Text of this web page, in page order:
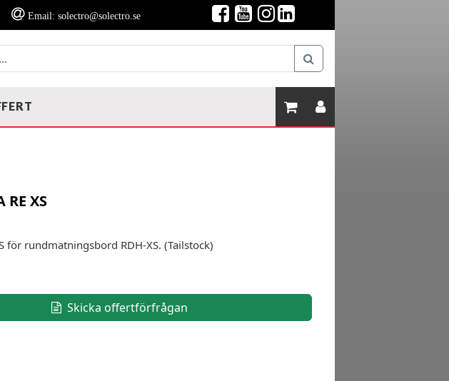
Email: solectro@solectro.se
RE XS
för rundmatningsbord RDH-XS. (Tailstock)
Skicka offertförfrågan